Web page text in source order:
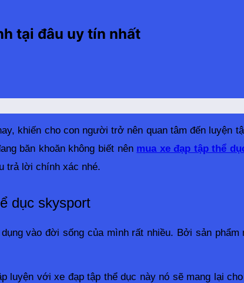
tại đâu uy tín nhất
khiến cho con người trở nên quan tâm đến luyện
băn khoăn không biết nên mua xe đạp tập thể
trả lời chính xác nhé.
dục skysport
vào đời sống của mình rất nhiều. Bởi sản
luyện với xe đạp tập thể dục này nó sẽ mang lại